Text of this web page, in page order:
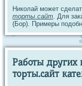
Николай может
торты.сайт. Для
(Бор). Примеры
Работы других
торты.сайт